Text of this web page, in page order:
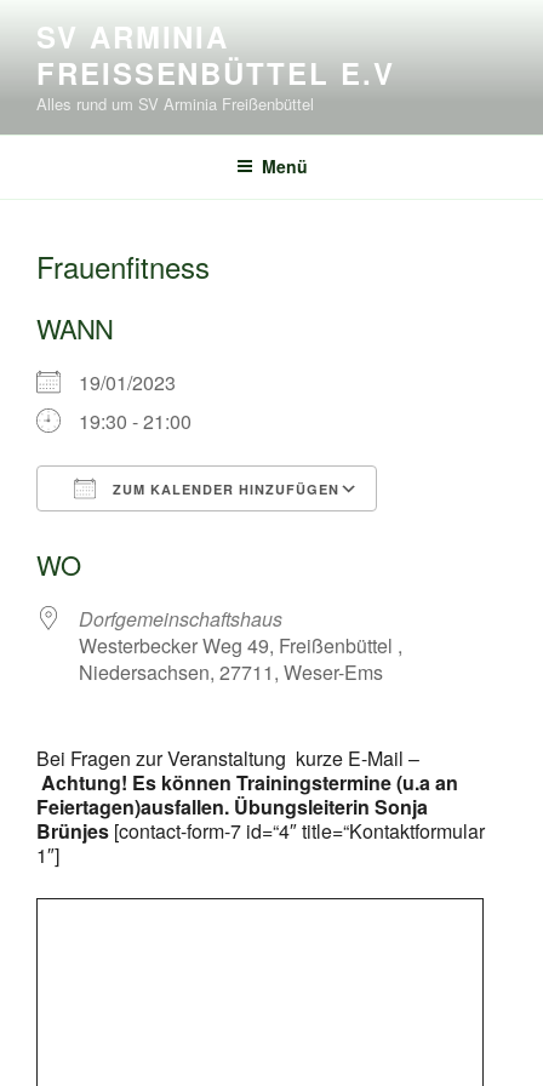
Inhalt
springen
SV ARMINIA
FREISSENBÜTTEL E.V
Alles rund um SV Arminia Freißenbüttel
Menü
Frauenfitness
WANN
19/01/2023
19:30 - 21:00
ZUM KALENDER HINZUFÜGEN
WO
Dorfgemeinschaftshaus
Westerbecker Weg 49, Freißenbüttel ,
Niedersachsen, 27711, Weser-Ems
Bei Fragen zur Veranstaltung kurze E-Mail –
Achtung! Es können Trainingstermine (u.a an
Feiertagen)ausfallen. Übungsleiterin Sonja
Brünjes [contact-form-7 id=“4″ title=“Kontaktformular
1″]